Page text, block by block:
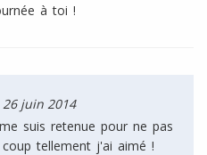
à toi !
26 juin 2014
suis retenue pour ne pas
tellement j'ai aimé !